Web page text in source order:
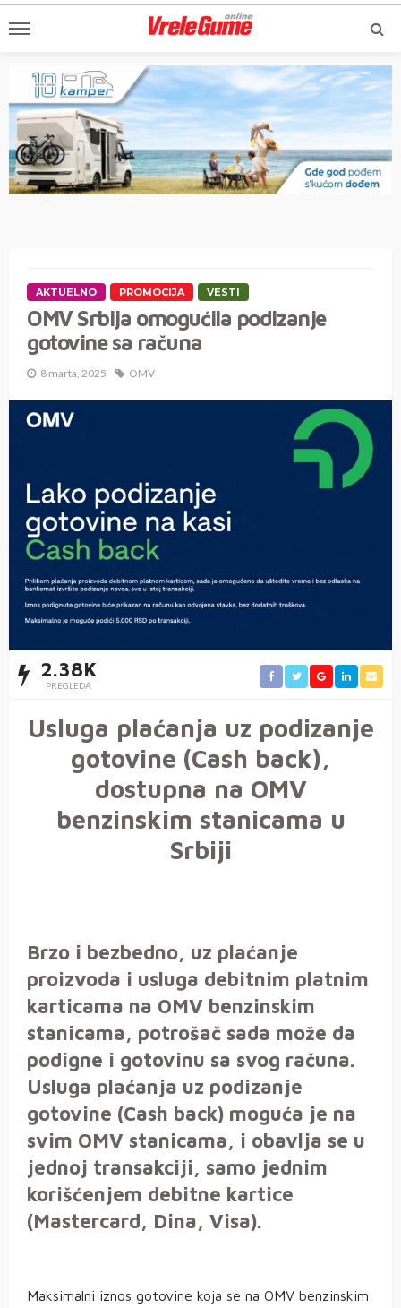
AKTUELNO PROMOCIJA VESTI
OMV Srbija omogućila podizanje
gotovine sa računa
8 marta, 2025 OMV
2.38K
PREGLEDA
Usluga plaćanja uz podizanje
gotovine (Cash back),
dostupna na OMV
benzinskim stanicama u
Srbiji
Brzo i bezbedno, uz plaćanje
proizvoda i usluga debitnim platnim
karticama na OMV benzinskim
stanicama, potrošač sada može da
podigne i gotovinu sa svog računa.
Usluga plaćanja uz podizanje
gotovine (Cash back) moguća je na
svim OMV stanicama, i obavlja se u
jednoj transakciji, samo jednim
korišćenjem debitne kartice
(Mastercard, Dina, Visa).
Maksimalni iznos gotovine koja se na OMV benzinskim